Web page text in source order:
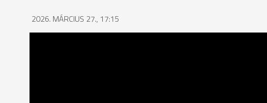
2026. MÁRCIUS 27., 17:15